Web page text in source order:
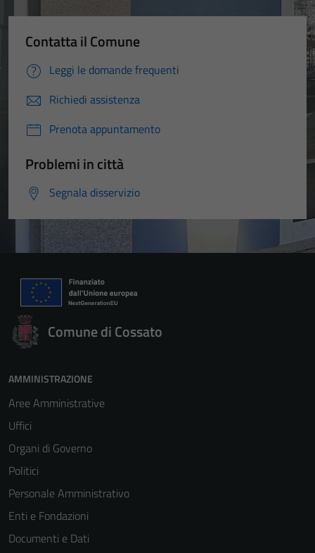
Contatta il Comune
Leggi le domande frequenti
Richiedi assistenza
Prenota appuntamento
Problemi in città
Segnala disservizio
Comune di Cossato
AMMINISTRAZIONE
Aree Amministrative
Uffici
Organi di Governo
Politici
Personale Amministrativo
Enti e Fondazioni
Documenti e Dati